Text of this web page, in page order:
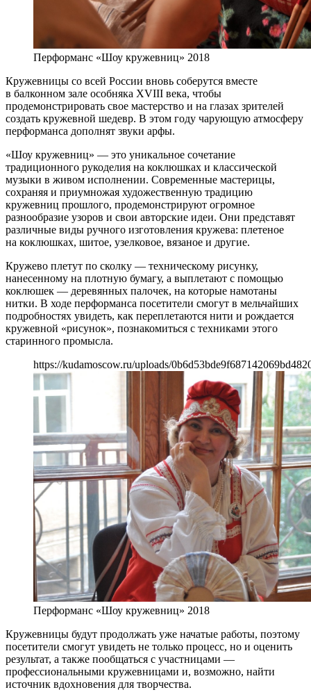
Перформанс «Шоу кружевниц» 2018
Кружевницы со всей России вновь соберутся вместе
в балконном зале особняка XVIII века, чтобы
продемонстрировать свое мастерство и на глазах зрителей
создать кружевной шедевр. В этом году чарующую атмосферу
перформанса дополнят звуки арфы.
«Шоу кружевниц» — это уникальное сочетание
традиционного рукоделия на коклюшках и классической
музыки в живом исполнении. Современные мастерицы,
сохраняя и приумножая художественную традицию
кружевниц прошлого, продемонстрируют огромное
разнообразие узоров и свои авторские идеи. Они представят
различные виды ручного изготовления кружева: плетеное
на коклюшках, шитое, узелковое, вязаное и другие.
Кружево плетут по сколку — техническому рисунку,
нанесенному на плотную бумагу, а выплетают с помощью
коклюшек — деревянных палочек, на которые намотаны
нитки. В ходе перформанса посетители смогут в мельчайших
подробностях увидеть, как переплетаются нити и рождается
кружевной «рисунок», познакомиться с техниками этого
старинного промысла.
https://kudamoscow.ru/uploads/
Перформанс «Шоу кружевниц» 2018
Кружевницы будут продолжать уже начатые работы, поэтому
посетители смогут увидеть не только процесс, но и оценить
результат, а также пообщаться с участницами —
профессиональными кружевницами и, возможно, найти
источник вдохновения для творчества.